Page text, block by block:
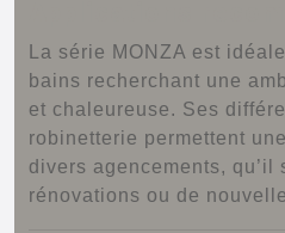
La série MONZA est
bains recherchant une
et chaleureuse. Ses
robinetterie permettent
divers agencements, qu’il
rénovations ou de